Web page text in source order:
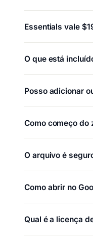
Essentials vale
O que está
Posso adicionar
Como começo do
O arquivo é
Como abrir no
Qual é a licença